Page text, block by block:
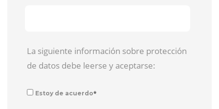
La siguiente información sobre protección
de datos debe leerse y aceptarse:
Estoy de acuerdo*